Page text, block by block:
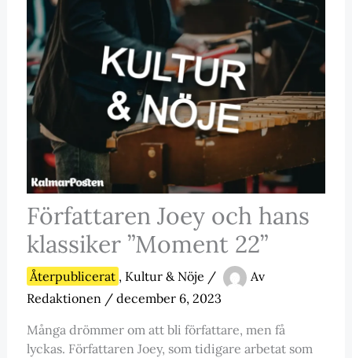
Författaren Joey och hans
klassiker ”Moment 22”
Återpublicerat , Kultur & Nöje /
Av
Redaktionen / december 6, 2023
Många drömmer om att bli författare, men få
lyckas. Författaren Joey, som tidigare arbetat som